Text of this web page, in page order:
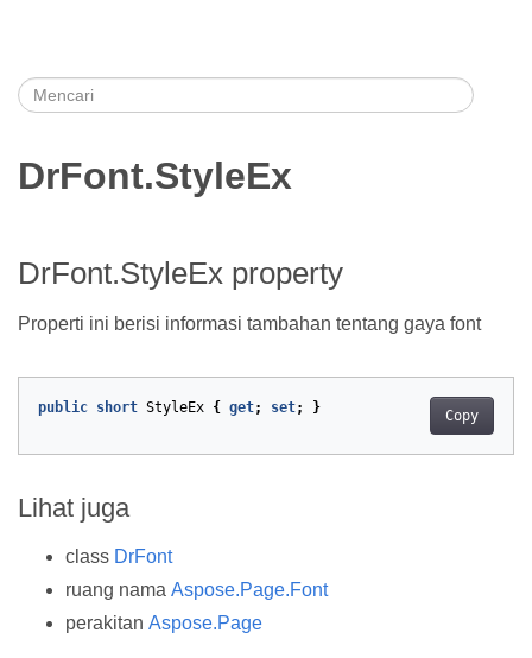
DrFont.StyleEx
DrFont.StyleEx property
Properti ini berisi informasi tambahan tentang gaya font
Copy
public short StyleEx { get; set; }
Lihat juga
class DrFont
ruang nama Aspose.Page.Font
perakitan Aspose.Page